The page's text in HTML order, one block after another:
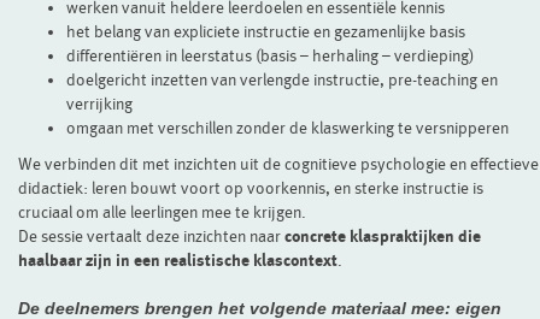
werken vanuit heldere leerdoelen en essentiële kennis
het belang van expliciete instructie en gezamenlijke basis
differentiëren in leerstatus (basis – herhaling – verdieping)
doelgericht inzetten van verlengde instructie, pre-teaching en
verrijking
omgaan met verschillen zonder de klaswerking te versnipperen
We verbinden dit met inzichten uit de cognitieve psychologie en effectieve
didactiek: leren bouwt voort op voorkennis, en sterke instructie is
cruciaal om alle leerlingen mee te krijgen.
De sessie vertaalt deze inzichten naarconcrete klaspraktijken die
haalbaar zijn in een realistische klascontext
De deelnemers brengen het volgende materiaal mee: eigen